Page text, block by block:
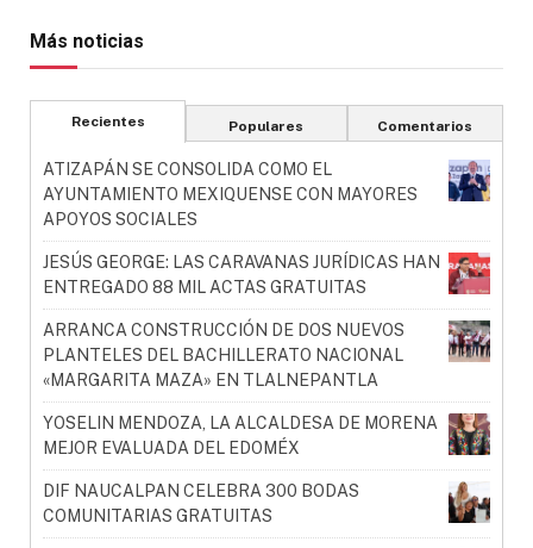
Más noticias
Recientes Populares Comentarios
ATIZAPÁN SE CONSOLIDA COMO EL
AYUNTAMIENTO MEXIQUENSE CON MAYORES
APOYOS SOCIALES
JESÚS GEORGE: LAS CARAVANAS JURÍDICAS HAN
ENTREGADO 88 MIL ACTAS GRATUITAS
ARRANCA CONSTRUCCIÓN DE DOS NUEVOS
PLANTELES DEL BACHILLERATO NACIONAL
«MARGARITA MAZA» EN TLALNEPANTLA
YOSELIN MENDOZA, LA ALCALDESA DE MORENA
MEJOR EVALUADA DEL EDOMÉX
DIF NAUCALPAN CELEBRA 300 BODAS
COMUNITARIAS GRATUITAS